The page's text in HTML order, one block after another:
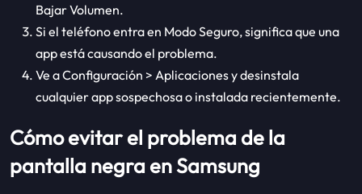
Bajar Volumen.
Si el teléfono entra en Modo Seguro, significa que una
app está causando el problema.
Ve a Configuración > Aplicaciones y desinstala
cualquier app sospechosa o instalada recientemente.
Cómo evitar el problema de la
pantalla negra en Samsung